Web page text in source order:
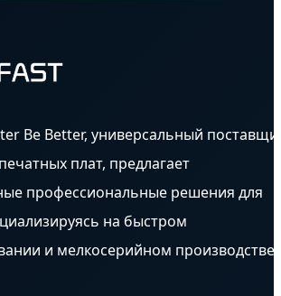
Be Better, универсальный
плат, предлагает
профессиональные решения для
на быстром
и мелкосерийном производстве.